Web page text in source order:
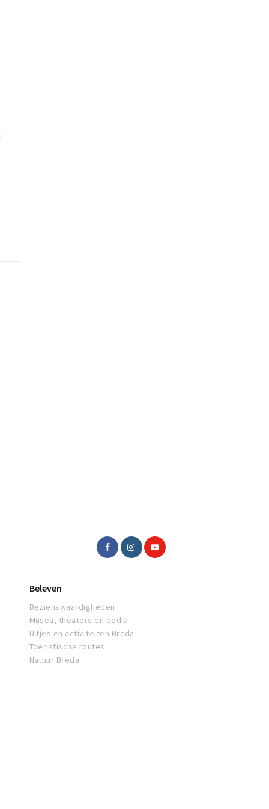
Beleven
Bezienswaardigheden
Musea, theaters en podia
Uitjes en activiteiten Breda
Toeristische routes
Natuur Breda